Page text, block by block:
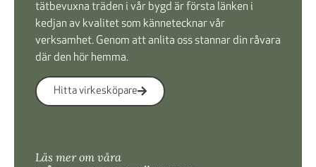
tätbevuxna träden i vår bygd är första länken i
kedjan av kvalitet som kännetecknar vår
verksamhet. Genom att anlita oss stannar din råvara
där den hör hemma.
Hitta virkesköpare
Läs mer om våra